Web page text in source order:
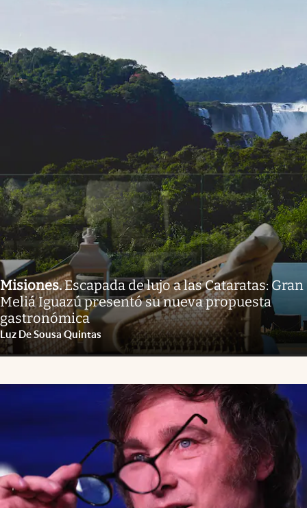
Misiones.Escapada de lujo a las Cataratas: Gran
Meliá Iguazú presentó su nueva propuesta
gastronómica
Luz De Sousa Quintas